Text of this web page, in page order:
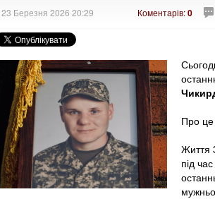
23 Березня 2026 20:29 Коментарів:0
Про
Життя
під